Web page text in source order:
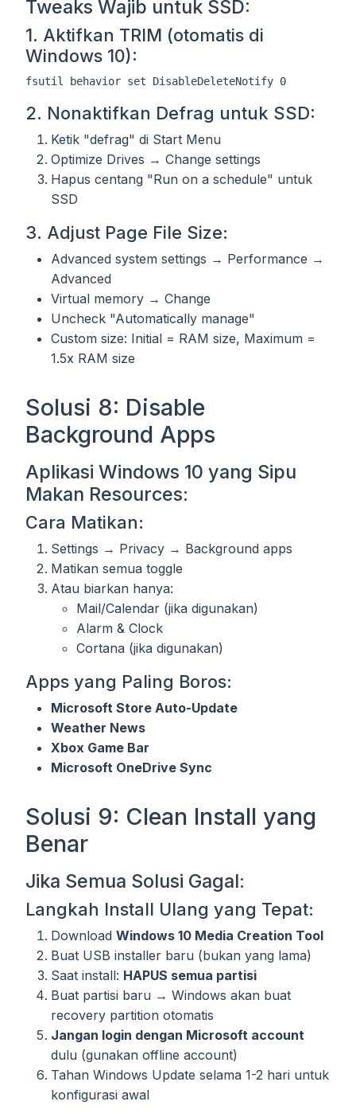
Tweaks Wajib untuk SSD:
1. Aktifkan TRIM (otomatis di
Windows 10):
2. Nonaktifkan Defrag untuk SSD:
Ketik "defrag" di Start Menu
Optimize Drives → Change settings
Hapus centang "Run on a schedule" untuk
SSD
3. Adjust Page File Size:
Advanced system settings → Performance →
Advanced
Virtual memory → Change
Uncheck "Automatically manage"
Custom size: Initial = RAM size, Maximum =
1.5x RAM size
Solusi 8: Disable
Background Apps
Aplikasi Windows 10 yang Sipu
Makan Resources:
Cara Matikan:
Settings → Privacy → Background apps
Matikan semua toggle
Atau biarkan hanya:
Mail/Calendar (jika digunakan)
Alarm & Clock
Cortana (jika digunakan)
Apps yang Paling Boros:
Microsoft Store Auto-Update
Weather News
Xbox Game Bar
Microsoft OneDrive Sync
Solusi 9: Clean Install yang
Benar
Jika Semua Solusi Gagal:
Langkah Install Ulang yang Tepat:
Download Windows 10 Media Creation Tool
Buat USB installer baru (bukan yang lama)
Saat install: HAPUS semua partisi
Buat partisi baru → Windows akan buat
recovery partition otomatis
Jangan login dengan Microsoft account
dulu (gunakan offline account)
Tahan Windows Update selama 1-2 hari untuk
konfigurasi awal